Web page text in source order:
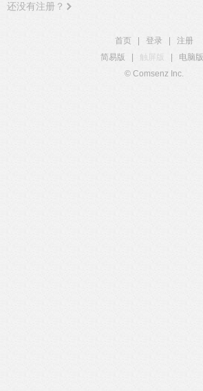
还没有注册？
首页 登录
注册
简易版
触屏版 电脑版
© Comsenz Inc.